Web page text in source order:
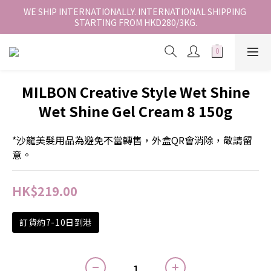
香港地區全店免運。免運費適用於香港順豐站、營業點或智能櫃取
件。
WE SHIP INTERNATIONALLY. INTERNATIONAL SHIPPING
STARTING FROM HKD280/3KG.
香港地區全店免運。免運費適用於香港順豐站、營業點或智能櫃取
MILBON Creative Style Wet Shine
Wet Shine Gel Cream 8 150g
*沙龍美髮用品為避免不當轉售，外盒QR會消除，敬請留
意。
HK$219.00
訂貨約7-10日到港